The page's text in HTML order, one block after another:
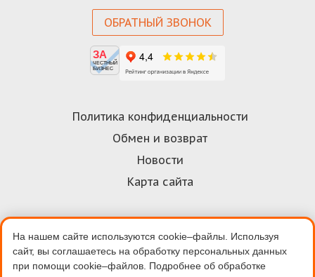
Политика конфиденциальности
Обмен и возврат
Новости
Карта сайта
Договор-оферта
Пользовательское соглашение
ОБРАТНЫЙ ЗВОНОК
ЗА
ЧЕСТНЫЙ
БИЗНЕС
На нашем сайте используются cookie–файлы. Используя
сайт, вы соглашаетесь на обработку персональных данных
при помощи cookie–файлов. Подробнее об обработке